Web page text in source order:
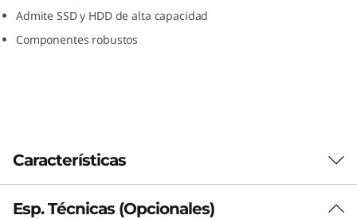
Admite SSD y HDD de alta capacidad
Componentes robustos
Características
Highlights
Esp. Técnicas (Opcionales)